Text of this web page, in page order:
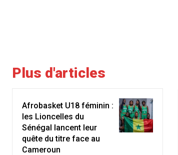
Plus d'articles
Afrobasket U18 féminin :
les Lioncelles du
Sénégal lancent leur
quête du titre face au
Cameroun